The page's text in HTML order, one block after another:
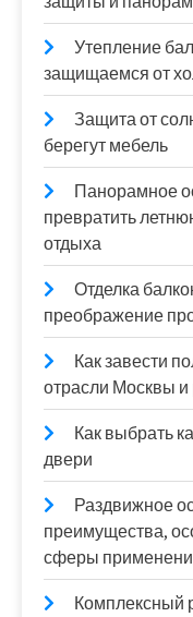
Утепление
защищаемся от
Защита от
берегут мебель
Панорамное
превратить
отдыха
Отделка
преображение
Как завести
отрасли Москвы и
Как выбрать
двери
Раздвижное
преимущества,
сферы
Комплексный